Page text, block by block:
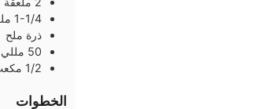
1-1/4
ذرة ملح
50 مللي
1/2
الخطوات